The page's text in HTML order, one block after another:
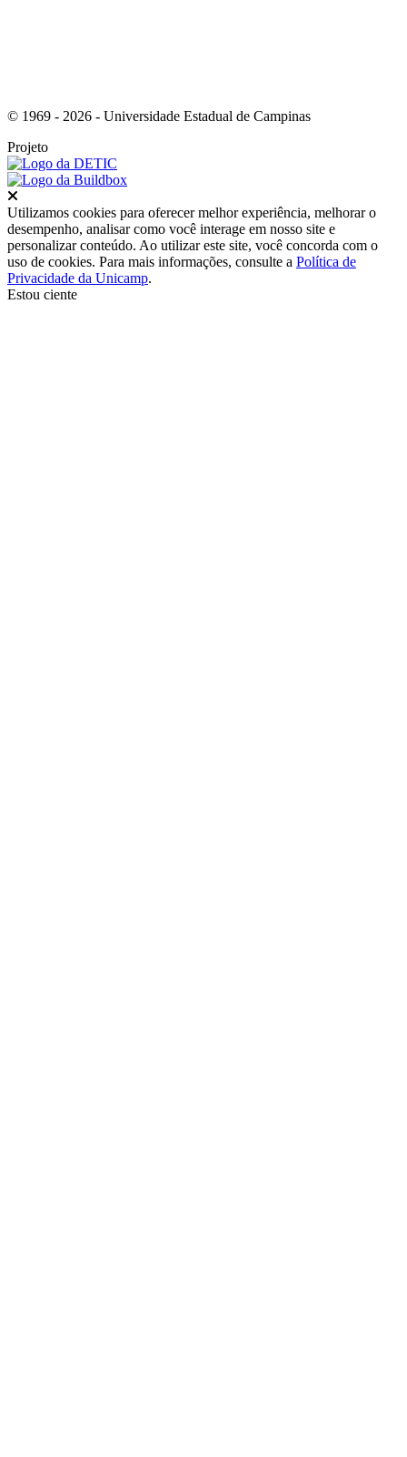
© 1969 - 2026 - Universidade Estadual de Campinas
Projeto
Utilizamos cookies para oferecer melhor experiência, melhorar o
desempenho, analisar como você interage em nosso site e
personalizar conteúdo. Ao utilizar este site, você concorda com o
uso de cookies. Para mais informações, consulte a Política de
Privacidade da Unicamp.
Estou ciente